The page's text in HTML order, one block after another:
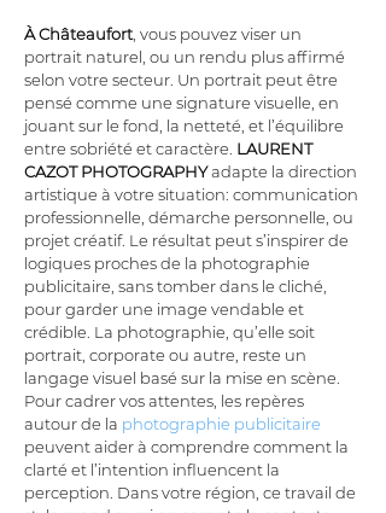
À Châteaufort , vous pouvez viser un
portrait naturel, ou un rendu plus affirmé
selon votre secteur. Un portrait peut être
pensé comme une signature visuelle, en
jouant sur le fond, la netteté, et l’équilibre
entre sobriété et caractère. LAURENT
CAZOT PHOTOGRAPHY adapte la direction
artistique à votre situation: communication
professionnelle, démarche personnelle, ou
projet créatif. Le résultat peut s’inspirer de
logiques proches de la photographie
publicitaire, sans tomber dans le cliché,
pour garder une image vendable et
crédible. La photographie, qu’elle soit
portrait, corporate ou autre, reste un
langage visuel basé sur la mise en scène.
Pour cadrer vos attentes, les repères
autour de la photographie publicitaire
peuvent aider à comprendre comment la
clarté et l’intention influencent la
perception. Dans votre région, ce travail de